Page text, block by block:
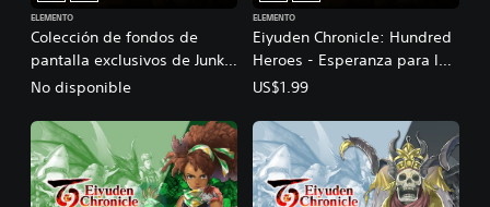
o
n
Colección de fondos de
pantalla exclusivos de Junko
Kawano
ELEMENTO
No disponible
Eiyuden Chronicle: Hundred
Heroes - Esperanza para la
alianza
ELEMENTO
US$1.99